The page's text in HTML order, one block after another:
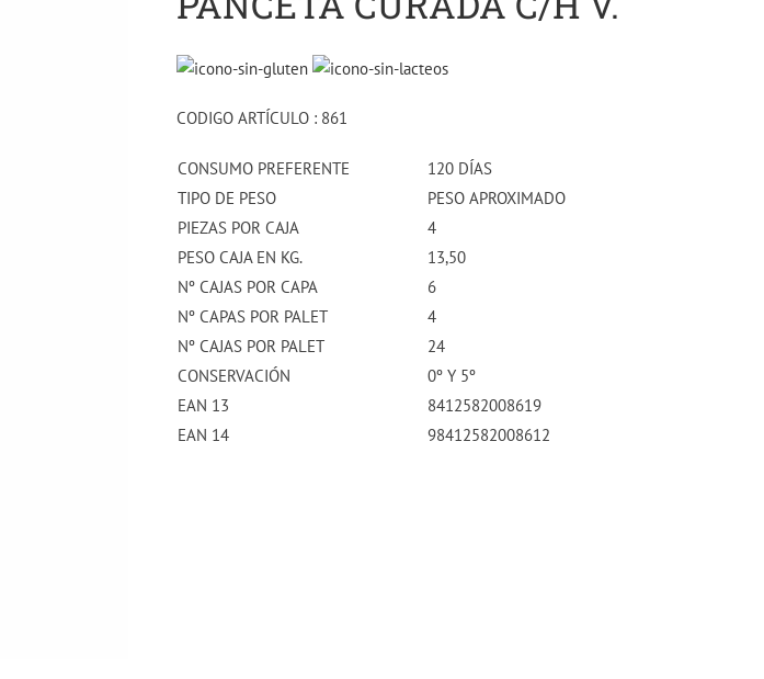
CODIGO ARTÍCULO : 861
CONSUMO PREFERENTE
120 DÍAS
TIPO DE PESO
PESO APROXIMADO
PIEZAS POR CAJA
4
PESO CAJA EN KG.
13,50
Nº CAJAS POR CAPA
6
Nº CAPAS POR PALET
4
Nº CAJAS POR PALET
24
CONSERVACIÓN
0º Y 5º
EAN 13
8412582008619
EAN 14
98412582008612